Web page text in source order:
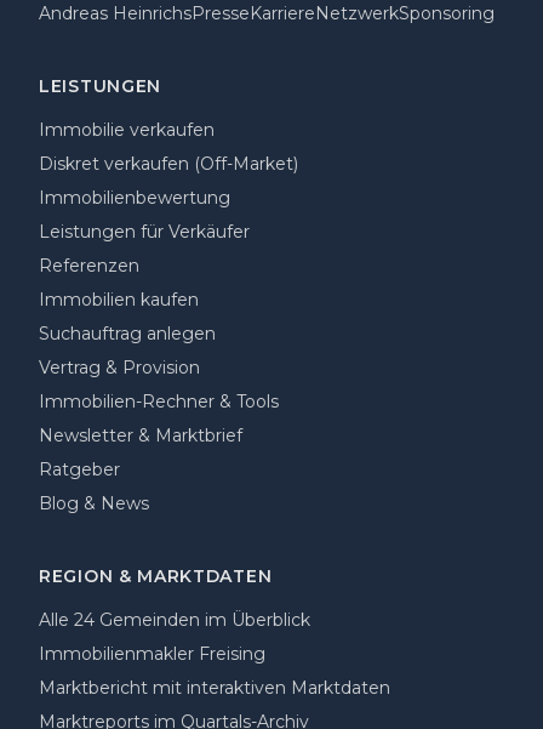
Andreas HeinrichsPresse Karriere NetzwerkSponsoring
LEISTUNGEN
Immobilie verkaufen
Diskret verkaufen (Off-Market)
Immobilienbewertung
Leistungen für Verkäufer
Referenzen
Immobilien kaufen
Suchauftrag anlegen
Vertrag & Provision
Immobilien-Rechner & Tools
Newsletter & Marktbrief
Ratgeber
Blog & News
REGION & MARKTDATEN
Alle 24 Gemeinden im Überblick
Immobilienmakler Freising
Marktbericht mit interaktiven Marktdaten
Marktreports im Quartals-Archiv